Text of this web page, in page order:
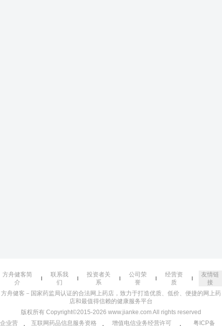
方舟健客简
介
联系我
们
投资者关
系
公司荣
誉
经营资
质
友情链
接
方舟健客－国家药监局认证的合法网上药店，致力于打造优质、低价、便捷的网上药
店和最值得信赖的健康服务平台
版权所有 Copyright©2015-2026 www.jianke.com All rights reserved
企业营
互联网药品信息服务资格 增值电信业务经营许可 粤ICP备